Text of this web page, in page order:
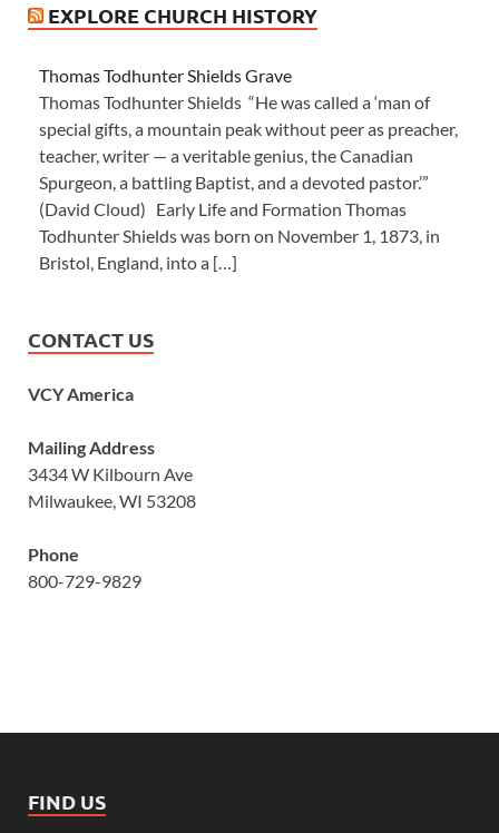
EXPLORE CHURCH HISTORY
Thomas Todhunter Shields Grave
Thomas Todhunter Shields “He was called a ‘man of
special gifts, a mountain peak without peer as preacher,
teacher, writer — a veritable genius, the Canadian
Spurgeon, a battling Baptist, and a devoted pastor.’”
(David Cloud) Early Life and Formation Thomas
Todhunter Shields was born on November 1, 1873, in
Bristol, England, into a […]
CONTACT US
VCY America
Mailing Address
3434 W Kilbourn Ave
Milwaukee, WI 53208
Phone
800-729-9829
FIND US